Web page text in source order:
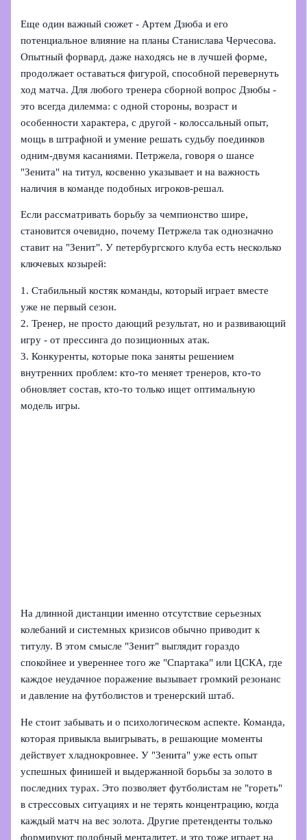
Еще один важный сюжет - Артем Дзюба и его
потенциальное влияние на планы Станислава Черчесова.
Опытный форвард, даже находясь не в лучшей форме,
продолжает оставаться фигурой, способной перевернуть
ход матча. Для любого тренера сборной вопрос Дзюбы -
это всегда дилемма: с одной стороны, возраст и
особенности характера, с другой - колоссальный опыт,
мощь в штрафной и умение решать судьбу поединков
одним-двумя касаниями. Петржела, говоря о шансе
"Зенита" на титул, косвенно указывает и на важность
наличия в команде подобных игроков-решал.
Если рассматривать борьбу за чемпионство шире,
становится очевидно, почему Петржела так однозначно
ставит на "Зенит". У петербургского клуба есть несколько
ключевых козырей:
1. Стабильный костяк команды, который играет вместе
уже не первый сезон.
2. Тренер, не просто дающий результат, но и развивающий
игру - от прессинга до позиционных атак.
3. Конкуренты, которые пока заняты решением
внутренних проблем: кто-то меняет тренеров, кто-то
обновляет состав, кто-то только ищет оптимальную
модель игры.
На длинной дистанции именно отсутствие серьезных
колебаний и системных кризисов обычно приводит к
титулу. В этом смысле "Зенит" выглядит гораздо
спокойнее и увереннее того же "Спартака" или ЦСКА, где
каждое неудачное поражение вызывает громкий резонанс
и давление на футболистов и тренерский штаб.
Не стоит забывать и о психологическом аспекте. Команда,
которая привыкла выигрывать, в решающие моменты
действует хладнокровнее. У "Зенита" уже есть опыт
успешных финишей и выдержанной борьбы за золото в
последних турах. Это позволяет футболистам не "гореть"
в стрессовых ситуациях и не терять концентрацию, когда
каждый матч на вес золота. Другие претенденты только
формируют подобный менталитет, и это тоже играет на